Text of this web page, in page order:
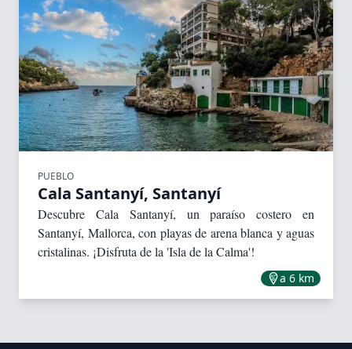
PUEBLO
Cala Santanyí, Santanyí
Descubre Cala Santanyí, un paraíso costero en
Santanyí, Mallorca, con playas de arena blanca y aguas
cristalinas. ¡Disfruta de la 'Isla de la Calma'!
a 6 km